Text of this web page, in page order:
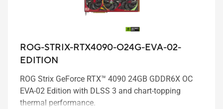
ROG-STRIX-RTX4090-O24G-EVA-02-
EDITION
ROG Strix GeForce RTX™ 4090 24GB GDDR6X OC
EVA-02 Edition with DLSS 3 and chart-topping
thermal performance.